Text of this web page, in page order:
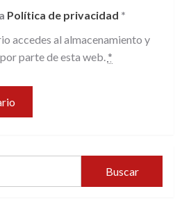
Política de privacidad *
accedes al almacenamiento y
parte de esta web. *